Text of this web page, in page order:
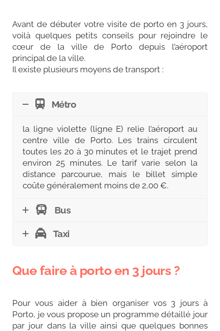
Avant de débuter votre visite de porto en 3 jours,
voilà quelques petits conseils pour rejoindre le
cœur de la ville de Porto depuis l’aéroport
principal de la ville.
Il existe plusieurs moyens de transport :
Métro
la ligne violette (ligne E) relie l’aéroport au
centre ville de Porto. Les trains circulent
toutes les 20 à 30 minutes et le trajet prend
environ 25 minutes. Le tarif varie selon la
distance parcourue, mais le billet simple
coûte généralement moins de 2,00 €.
Bus
Taxi
Que faire à porto en 3 jours ?
Pour vous aider à bien organiser vos 3 jours à
Porto, je vous propose un programme détaillé jour
par jour dans la ville ainsi que quelques bonnes